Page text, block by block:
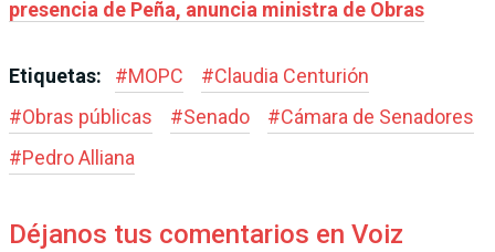
presencia de Peña, anuncia ministra de Obras
Etiquetas: #MOPC #Claudia Centurión
#Obras públicas #Senado #Cámara de Senadores
#Pedro Alliana
Déjanos tus comentarios en Voiz